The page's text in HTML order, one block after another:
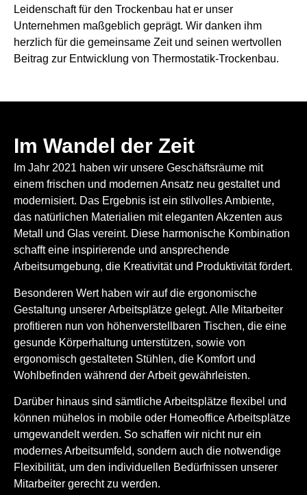
Leidenschaft für den Trockenbau hat er unser
Unternehmen maßgeblich geprägt. Wir danken ihm
herzlich für die gemeinsame Zeit und seinen wertvollen
Beitrag zur Entwicklung von Thermostatik-Trockenbau.
Im Wandel der Zeit​
Im Jahr 2021 haben wir unsere Geschäftsräume mit
einem frischen und modernen Ansatz neu gestaltet und
modernisiert. Das Ergebnis ist ein stilvolles Ambiente,
das natürlichen Materialien mit eleganten Akzenten aus
Metall und Glas vereint. Diese harmonische Kombination
schafft eine inspirierende und ansprechende
Arbeitsumgebung, die Kreativität und Produktivität fördert.
Besonderen Wert haben wir auf die ergonomische
Gestaltung unserer Arbeitsplätze gelegt. Alle Mitarbeiter
profitieren nun von höhenverstellbaren Tischen, die eine
gesunde Körperhaltung unterstützen, sowie von
ergonomisch gestalteten Stühlen, die Komfort und
Wohlbefinden während der Arbeit gewährleisten.
Darüber hinaus sind sämtliche Arbeitsplätze flexibel und
können mühelos in mobile oder Homeoffice Arbeitsplätze
umgewandelt werden. So schaffen wir nicht nur ein
modernes Arbeitsumfeld, sondern auch die notwendige
Flexibilität, um den individuellen Bedürfnissen unserer
Mitarbeiter gerecht zu werden.